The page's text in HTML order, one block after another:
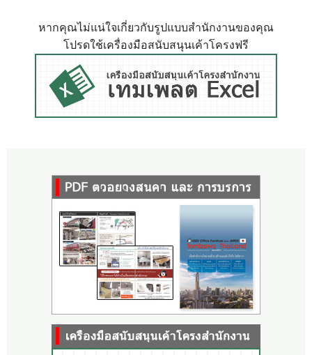
หากคุณไม่แน่ใจเกี่ยวกับรูปแบบสำนักงานของคุณ
โปรดใช้เครื่องมือสนับสนุนเค้าโครงฟรี